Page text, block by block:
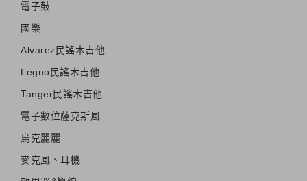
電子鼓
國樂
Alvarez民謠木吉他
Legno民謠木吉他
Tanger民謠木吉他
電子數位薩克斯風
烏克麗麗
麥克風、耳機